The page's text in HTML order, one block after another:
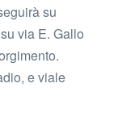
su
via E. Gallo
e viale